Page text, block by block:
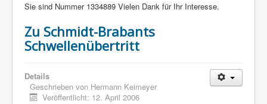
Sie sind Nummer 1334889 Vielen Dank für Ihr Interesse.
Zu Schmidt-Brabants
Schwellenübertritt
Details
Geschrieben von Hermann Keimeyer
Veröffentlicht: 12. April 2006